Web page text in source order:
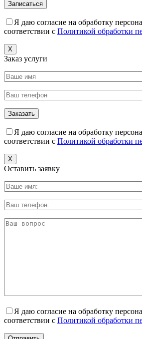
Я даю согласие на обработку
соответствии с Политикой обработки
X
Заказ услуги
Я даю согласие на обработку
соответствии с Политикой обработки
X
Оставить заявку
Я даю согласие на обработку
соответствии с Политикой обработки